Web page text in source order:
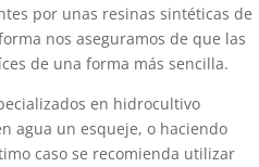
por unas resinas sintéticas de
nos aseguramos de que las
de una forma más sencilla.
en hidrocultivo
agua un esqueje, o haciendo
caso se recomienda utilizar